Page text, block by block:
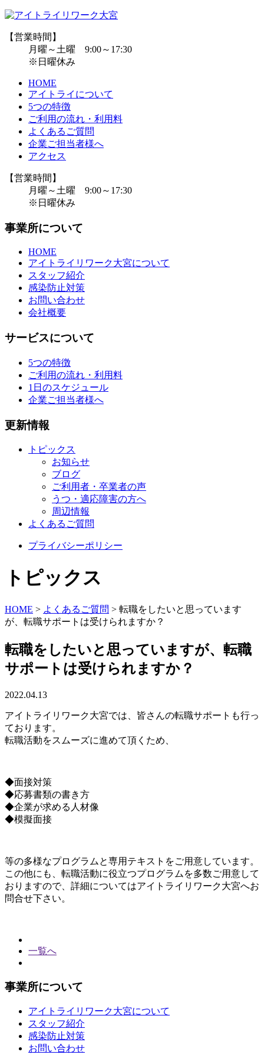
【営業時間】
月曜～土曜 9:00～17:30
※日曜休み
HOME
アイトライについて
5つの特徴
ご利用の流れ・利用料
よくあるご質問
企業ご担当者様へ
アクセス
【営業時間】
月曜～土曜 9:00～17:30
※日曜休み
事業所について
HOME
アイトライリワーク大宮について
スタッフ紹介
感染防止対策
お問い合わせ
会社概要
サービスについて
5つの特徴
ご利用の流れ・利用料
1日のスケジュール
企業ご担当者様へ
更新情報
トピックス
お知らせ
ブログ
ご利用者・卒業者の声
うつ・適応障害の方へ
周辺情報
よくあるご質問
プライバシーポリシー
トピックス
HOME > よくあるご質問 > 転職をしたいと思っています
が、転職サポートは受けられますか？
転職をしたいと思っていますが、転職
サポートは受けられますか？
2022.04.13
アイトライリワーク大宮では、皆さんの転職サポートも行っ
ております。
転職活動をスムーズに進めて頂くため、
◆面接対策
◆応募書類の書き方
◆企業が求める人材像
◆模擬面接
等の多様なプログラムと専用テキストをご用意しています。
この他にも、転職活動に役立つプログラムを多数ご用意して
おりますので、詳細についてはアイトライリワーク大宮へお
問合せ下さい。
一覧へ
事業所について
アイトライリワーク大宮について
スタッフ紹介
感染防止対策
お問い合わせ